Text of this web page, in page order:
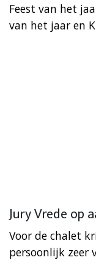
Feest van het
van het jaar en
Jury Vrede op
Voor de chalet
persoonlijk zeer